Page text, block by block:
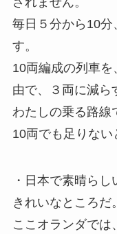
毎日５分から10分
す。
10両編成の列車
由で、３両に減ら
わたしの乗る路線
10両でも足りない
・日本で素晴ら
きれいなところだ。
ここオランダでは